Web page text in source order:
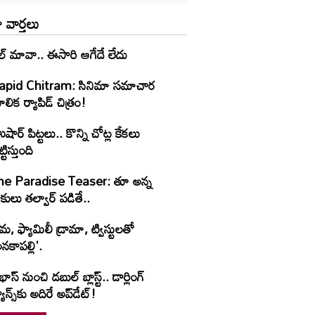
మావా.. ఈసారి ఆగేదే లేదు
Chitram: సినిమా సమాచార
ర్యాపిడ్ చిత్రం!
పిట్టలు.. కొన్ని చోట్ల కేకలు
Paradise Teaser: తూ అన్న
తల్వార్ పడితే..
ఫ్యామిలీ డ్రామా, ట్విస్టులతో
నుంచి డబుల్ బ్లాస్ట్.. డార్లింగ్
అదిరే అప్‌డేట్!